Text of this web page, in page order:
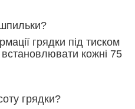
грядки під тиском
кожні 75
грядки?